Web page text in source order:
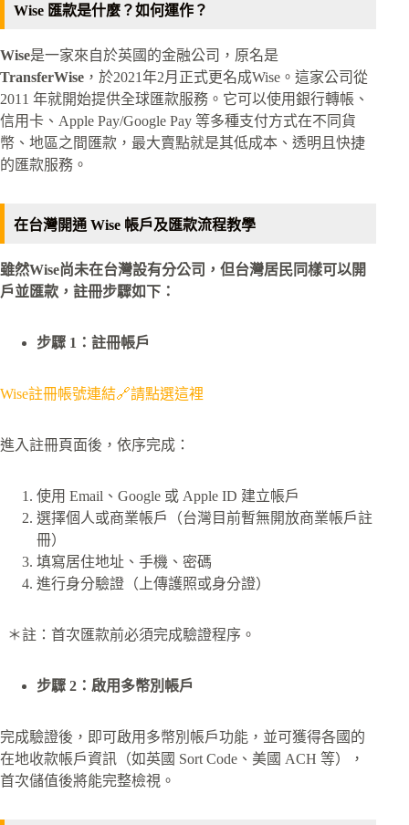
Wise 匯款是什麼？如何運作？
Wise是一家來自於英國的金融公司，原名是
TransferWise ，於2021年2月正式更名成Wise。這家公司從
2011 年就開始提供全球匯款服務。它可以使用銀行轉帳、
信用卡、Apple Pay/Google Pay 等多種支付方式在不同貨
幣、地區之間匯款，最大賣點就是其低成本、透明且快捷
的匯款服務。
在台灣開通 Wise 帳戶及匯款流程教學
雖然Wise尚未在台灣設有分公司，但台灣居民同樣可以開
戶並匯款 ，註冊步驟如下：
步驟 1：註冊帳戶
Wise註冊帳號連結🔗請點選這裡
進入註冊頁面後，依序完成：
使用 Email、Google 或 Apple ID 建立帳戶
選擇個人或商業帳戶（台灣目前暫無開放商業帳戶註
冊）
填寫居住地址、手機、密碼
進行身分驗證（上傳護照或身分證）
＊註：首次匯款前必須完成驗證程序。
步驟 2：啟用多幣別帳戶
完成驗證後，即可啟用多幣別帳戶功能，並可獲得各國的
在地收款帳戶資訊（如英國 Sort Code、美國 ACH 等），
首次儲值後將能完整檢視。